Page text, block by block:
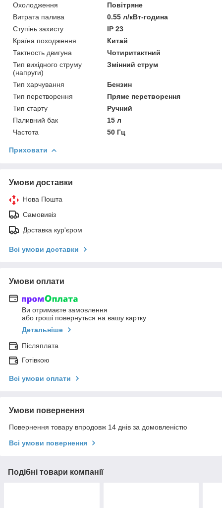
Охолодження
Повітряне
Витрата палива
0.55 л/кВт-година
Ступінь захисту
IP 23
Країна походження
Китай
Тактность двигуна
Чотиритактний
Тип вихідного струму
(напруги)
Змінний струм
Тип харчування
Бензин
Тип перетворення
Пряме перетворення
Тип старту
Ручний
Паливний бак
15 л
Частота
50 Гц
Приховати
Умови доставки
Нова Пошта
Самовивіз
Доставка кур'єром
Всі умови доставки
Умови оплати
Ви отримаєте замовлення
або гроші повернуться на вашу картку
Детальніше
Післяплата
Готівкою
Всі умови оплати
Умови повернення
Повернення товару впродовж 14 днів за домовленістю
Всі умови повернення
Подібні товари компанії